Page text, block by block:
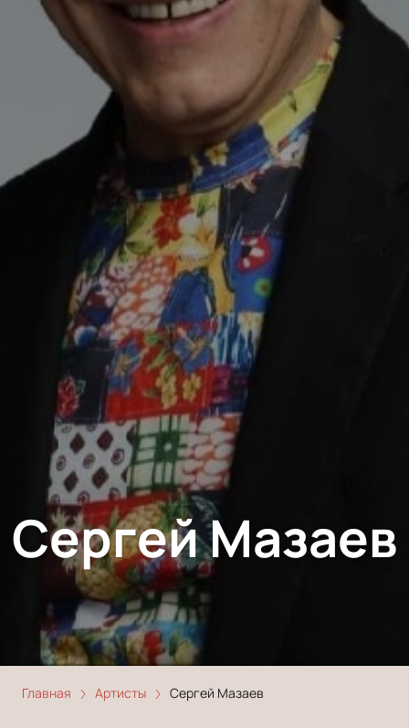
Сергей Мазаев
Главная Артисты Сергей Мазаев